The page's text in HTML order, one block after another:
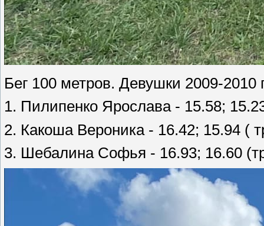
Бег 100 метров. Девушки 2009-2010
1. Пилипенко Ярослава - 15.58;
2. Какоша Вероника - 16.42; 15.94 (
3. Шебалина Софья - 16.93; 16.60